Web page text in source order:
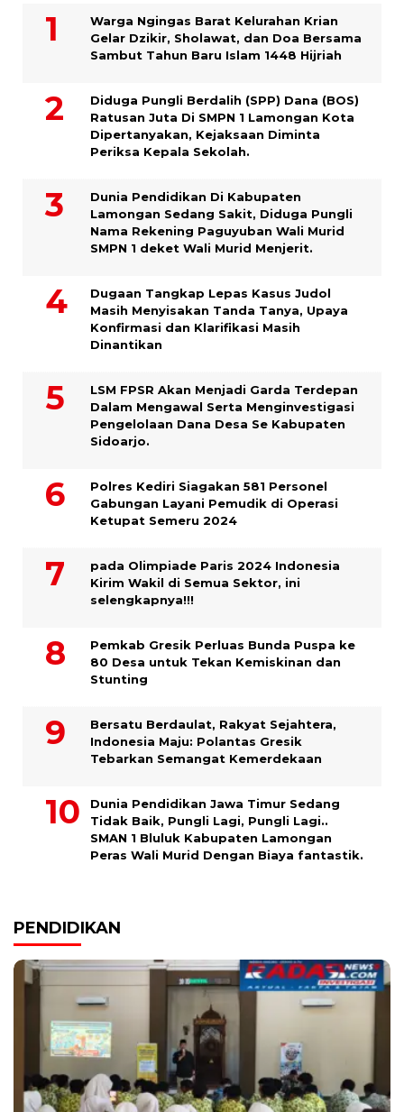
Warga Ngingas Barat Kelurahan Krian
Gelar Dzikir, Sholawat, dan Doa Bersama
Sambut Tahun Baru Islam 1448 Hijriah
Diduga Pungli Berdalih (SPP) Dana (BOS)
Ratusan Juta Di SMPN 1 Lamongan Kota
Dipertanyakan, Kejaksaan Diminta
Periksa Kepala Sekolah.
Dunia Pendidikan Di Kabupaten
Lamongan Sedang Sakit, Diduga Pungli
Nama Rekening Paguyuban Wali Murid
SMPN 1 deket Wali Murid Menjerit.
Dugaan Tangkap Lepas Kasus Judol
Masih Menyisakan Tanda Tanya, Upaya
Konfirmasi dan Klarifikasi Masih
Dinantikan
LSM FPSR Akan Menjadi Garda Terdepan
Dalam Mengawal Serta Menginvestigasi
Pengelolaan Dana Desa Se Kabupaten
Sidoarjo.
Polres Kediri Siagakan 581 Personel
Gabungan Layani Pemudik di Operasi
Ketupat Semeru 2024
pada Olimpiade Paris 2024 Indonesia
Kirim Wakil di Semua Sektor, ini
selengkapnya!!!
Pemkab Gresik Perluas Bunda Puspa ke
80 Desa untuk Tekan Kemiskinan dan
Stunting
Bersatu Berdaulat, Rakyat Sejahtera,
Indonesia Maju: Polantas Gresik
Tebarkan Semangat Kemerdekaan
Dunia Pendidikan Jawa Timur Sedang
Tidak Baik, Pungli Lagi, Pungli Lagi..
SMAN 1 Bluluk Kabupaten Lamongan
Peras Wali Murid Dengan Biaya fantastik.
PENDIDIKAN